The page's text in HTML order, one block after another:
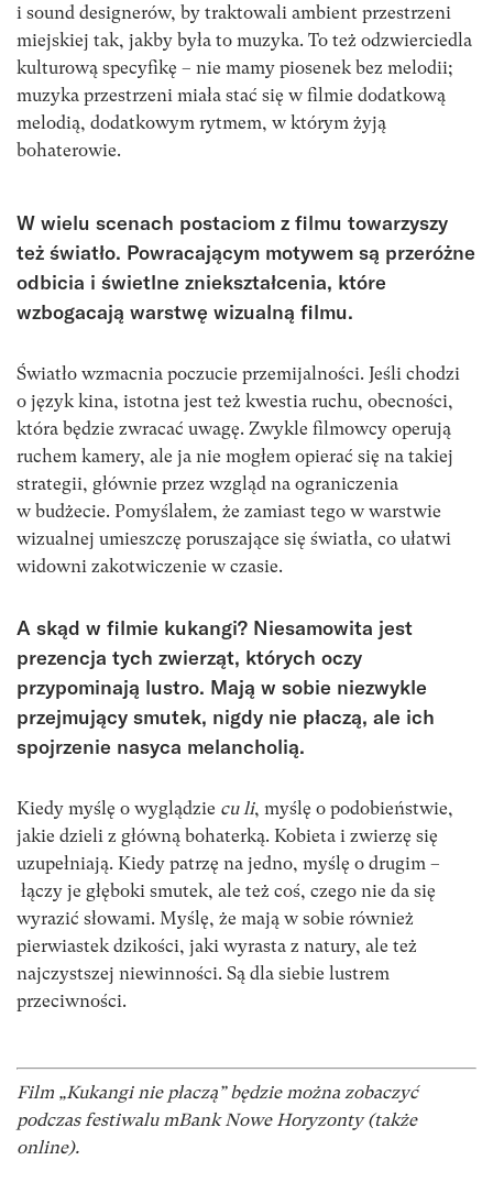
i sound designerów, by traktowali ambient przestrzeni
miejskiej tak, jakby była to muzyka. To też odzwierciedla
kulturową specyfikę – nie mamy piosenek bez melodii;
muzyka przestrzeni miała stać się w filmie dodatkową
melodią, dodatkowym rytmem, w którym żyją
bohaterowie.
W wielu scenach postaciom z filmu towarzyszy
też światło. Powracającym motywem są przeróżne
odbicia i świetlne zniekształcenia, które
wzbogacają warstwę wizualną filmu.
Światło wzmacnia poczucie przemijalności. Jeśli chodzi
o język kina, istotna jest też kwestia ruchu, obecności,
która będzie zwracać uwagę. Zwykle filmowcy operują
ruchem kamery, ale ja nie mogłem opierać się na takiej
strategii, głównie przez wzgląd na ograniczenia
w budżecie. Pomyślałem, że zamiast tego w warstwie
wizualnej umieszczę poruszające się światła, co ułatwi
widowni zakotwiczenie w czasie.
A skąd w filmie kukangi? Niesamowita jest
prezencja tych zwierząt, których oczy
przypominają lustro. Mają w sobie niezwykle
przejmujący smutek, nigdy nie płaczą, ale ich
spojrzenie nasyca melancholią.
Kiedy myślę o wyglądzie cu li, myślę o podobieństwie,
jakie dzieli z główną bohaterką. Kobieta i zwierzę się
uzupełniają. Kiedy patrzę na jedno, myślę o drugim –
łączy je głęboki smutek, ale też coś, czego nie da się
wyrazić słowami. Myślę, że mają w sobie również
pierwiastek dzikości, jaki wyrasta z natury, ale też
najczystszej niewinności. Są dla siebie lustrem
przeciwności.
Film „Kukangi nie płaczą” będzie można zobaczyć
podczas festiwalu mBank Nowe Horyzonty (także
online).